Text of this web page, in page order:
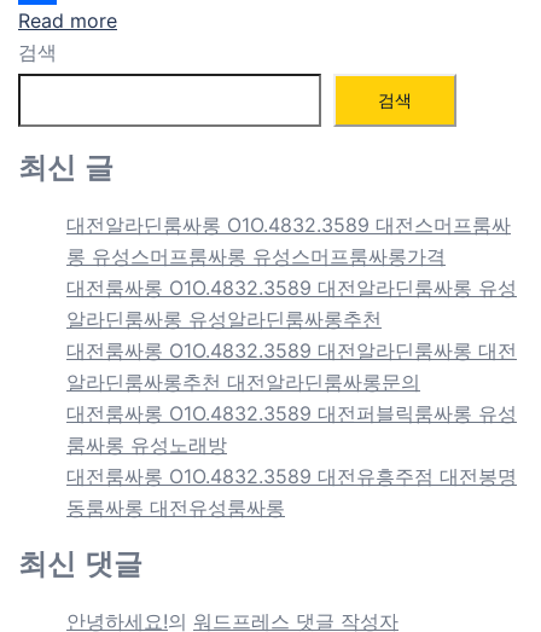
Share
Read more
검색
검색
최신 글
대전알라딘룸싸롱 O1O.4832.3589 대전스머프룸싸
롱 유성스머프룸싸롱 유성스머프룸싸롱가격
대전룸싸롱 O1O.4832.3589 대전알라딘룸싸롱 유성
알라딘룸싸롱 유성알라딘룸싸롱추천
대전룸싸롱 O1O.4832.3589 대전알라딘룸싸롱 대전
알라딘룸싸롱추천 대전알라딘룸싸롱문의
대전룸싸롱 O1O.4832.3589 대전퍼블릭룸싸롱 유성
룸싸롱 유성노래방
대전룸싸롱 O1O.4832.3589 대전유흥주점 대전봉명
동룸싸롱 대전유성룸싸롱
최신 댓글
안녕하세요!의 워드프레스 댓글 작성자